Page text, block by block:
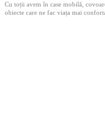
Cu toții avem în case mobilă,
obiecte care ne fac viața mai